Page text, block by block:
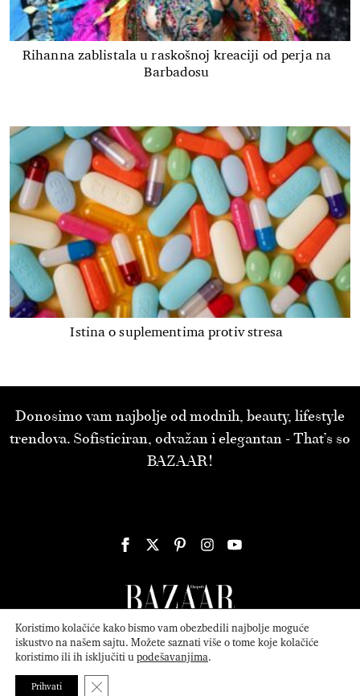
Rihanna zablistala u raskošnoj kreaciji od perja na
Barbadosu
Istina o suplementima protiv stresa
Donosimo vam najbolje od modnih, beauty, lifestyle
trendova. Sofisticiran, odvažan i elegantan - That’s so
BAZAAR!
© 2026ATTICA MEDIASerbia, Inc. All Rights Reserved.
Koristimo kolačiće kako bismo vam obezbedili najbolje moguće
iskustvo na našem sajtu. Možete saznati više o tome koje kolačiće
koristimo ili ih isključiti upodešavanjima.
Prihvati Close GDPR Cookie Banner